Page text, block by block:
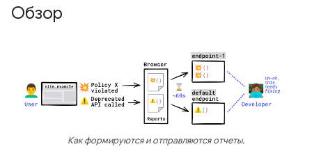
Обзор
Как формируются и отправляются отчеты.